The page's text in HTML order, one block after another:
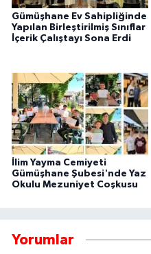
Gümüşhane Ev Sahipliğinde
Yapılan Birleştirilmiş Sınıflar
İçerik Çalıştayı Sona Erdi
İlim Yayma Cemiyeti
Gümüşhane Şubesi'nde Yaz
Okulu Mezuniyet Coşkusu
Yorumlar